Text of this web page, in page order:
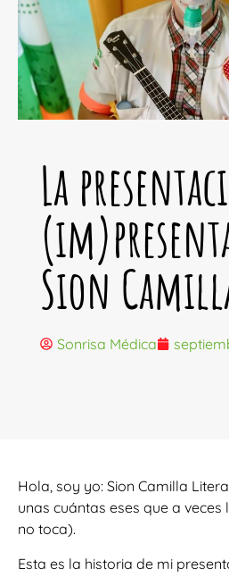
La
Sion
Sonrisa Médica
Hola, soy yo: Sion Camilla
unas cuántas eses que a
no toca).
Esta es la historia de mi